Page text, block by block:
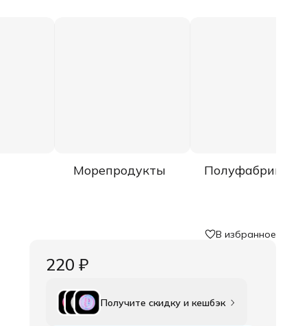
Морепродукты
В избранное
220 ₽
Получите скидку и кешбэк